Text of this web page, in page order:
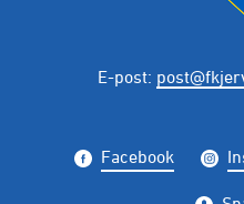
E-post:
Facebook